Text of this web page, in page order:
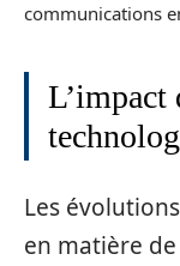
communications
L’impact
Les
en matière de